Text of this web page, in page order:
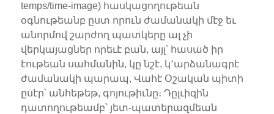
temps/time-image) հասկացողութեան
օգնութեանբ ըստ որուն ժամանակի մէջ եւ
անորմով շարժող պատկերը ալ չի
վերկայացներ որեւէ բան, այլ՝ հասած իր
էութեան սահմանին, կը նշէ, կ՚արձանագրէ
ժամանակի պարապ, Վահէ Օշական պիտի
ըսէր՝ անհեթեթ, գոյութիւնը։ Դըլւիզին
դատողութեամբ՝ յետ-պատերազմեան